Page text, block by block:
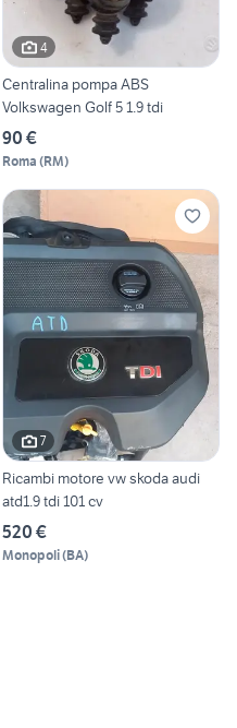
4
Centralina pompa ABS
Volkswagen Golf 5 1.9 tdi
90 €
Roma (RM)
7
Ricambi motore vw skoda audi
atd1.9 tdi 101 cv
520 €
Monopoli(BA)